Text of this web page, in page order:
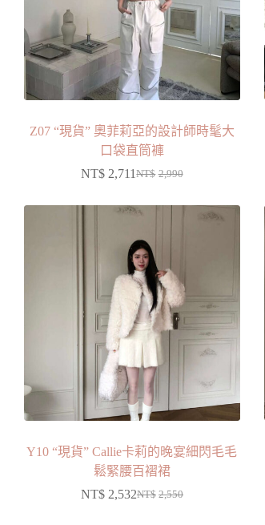
Z07 “現貨” 奧菲莉亞的設計師時髦大
口袋直筒褲
NT$ 2,990
NT$ 2,711
Y10 “現貨” Callie卡莉的晚宴細閃毛毛
鬆緊腰百褶裙
NT$ 2,550
NT$ 2,532